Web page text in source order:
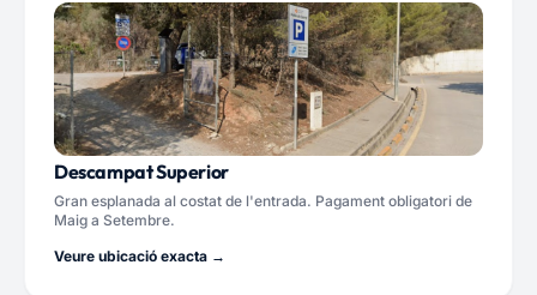
Descampat Superior
Gran esplanada al costat de l'entrada. Pagament obligatori de
Maig a Setembre.
Veure ubicació exacta →